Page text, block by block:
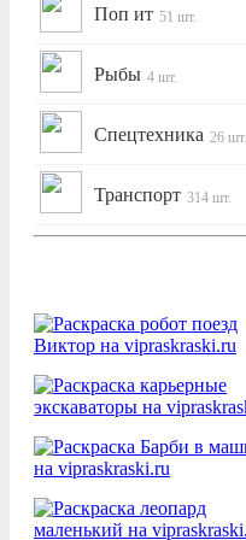
Поп ит 51 шт.
Рыбы 4 шт.
Спецтехника 26 шт.
Транспорт 314 шт.